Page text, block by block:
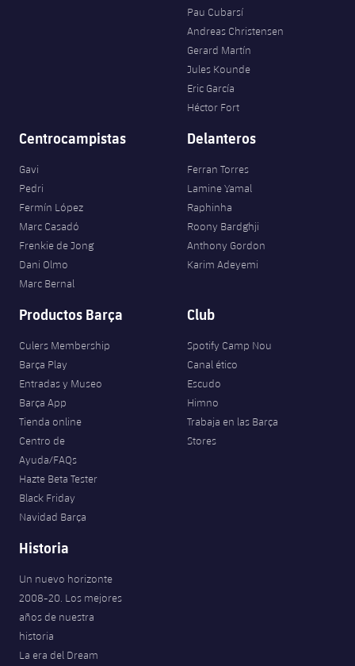
Pau Cubarsí
Andreas Christensen
Gerard Martín
Jules Kounde
Eric García
Héctor Fort
Centrocampistas
Gavi
Pedri
Fermín López
Marc Casadó
Frenkie de Jong
Dani Olmo
Marc Bernal
Delanteros
Ferran Torres
Lamine Yamal
Raphinha
Roony Bardghji
Anthony Gordon
Karim Adeyemi
Productos Barça
Culers Membership
Barça Play
Entradas y Museo
Barça App
Tienda online
Centro de
Ayuda/FAQs
Hazte Beta Tester
Black Friday
Navidad Barça
Club
Spotify Camp Nou
Canal ético
Escudo
Himno
Trabaja en las Barça
Stores
Historia
Un nuevo horizonte
2008-20. Los mejores
años de nuestra
historia
La era del Dream